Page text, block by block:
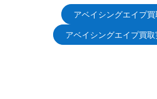
アベイシングエイプ
アベイシングエイプ買